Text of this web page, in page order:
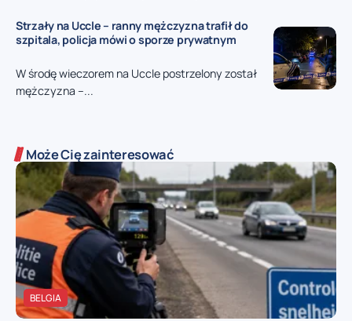
Strzały na Uccle – ranny mężczyzna trafił do
szpitala, policja mówi o sporze prywatnym
W środę wieczorem na Uccle postrzelony został
mężczyzna –...
Może Cię zainteresować
BELGIA